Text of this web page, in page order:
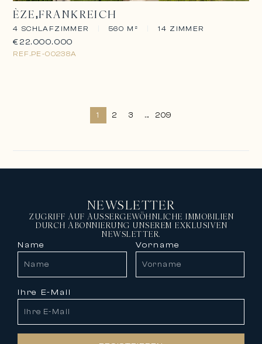
ÈZE FRANKREICH
4 SCHLAFZIMMER 560 M² 14 ZIMMER
REF.PE-00238A
€22.000.000
1 2 3 ... 209
NEWSLETTER
ZUGRIFF AUF AUSSERGEWÖHNLICHE IMMOBILIEN
DURCH ABONNIERUNG UNSEREM EXKLUSIVEN
NEWSLETTER.
Name Vorname
Ihre E-Mail